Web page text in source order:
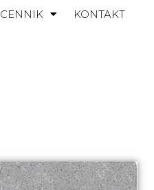
CENNIK KONTAKT